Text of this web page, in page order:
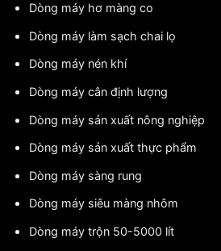
Dòng máy hơ màng co
Dòng máy làm sạch chai lọ
Dòng máy nén khí
Dòng máy cân định lượng
Dòng máy sản xuất nông nghiệp
Dòng máy sản xuất thực phẩm
Dòng máy sàng rung
Dòng máy siêu màng nhôm
Dòng máy trộn 50-5000 lít